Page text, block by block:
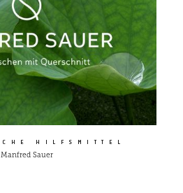
HILFSMITTEL
Manfred Sauer
5 Monate 4
Wird verwendet, um
Zustimmung des
zur Verwendung von
Cookies für nicht
wesentliche Zwecke
speichern
29 Minuten
55 Sekunden
Dieser Cookie wird
verwendet, um
Menschen und Bots
unterscheiden. Dies
die Website von
um gültige Berichte
zu erstellen.